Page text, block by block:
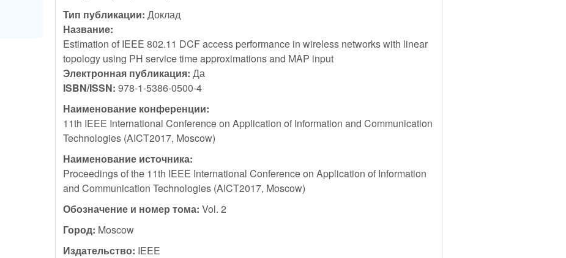
Тип публикации:Доклад
Название:
Estimation of IEEE 802.11 DCF access performance in wireless networks with linear
topology using PH service time approximations and MAP input
Электронная публикация:Да
ISBN/ISSN:978-1-5386-0500-4
Наименование конференции:
11th IEEE International Conference on Application of Information and Communication
Technologies (AICT2017, Moscow)
Наименование источника:
Proceedings of the 11th IEEE International Conference on Application of Information
and Communication Technologies (AICT2017, Moscow)
Обозначение и номер тома:Vol. 2
Город: Moscow
Издательство: IEEE